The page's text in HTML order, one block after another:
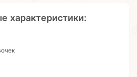
характеристики: